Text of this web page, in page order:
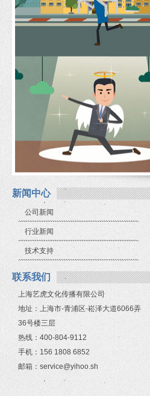
新闻中心
公司新闻
行业新闻
技术支持
联系我们
上海艺虎文化传播有限公司
地址：上海市-青浦区-崧泽大道6066弄
36号楼三层
热线：400-804-9112
手机：156 1808 6852
邮箱：service@yihoo.sh